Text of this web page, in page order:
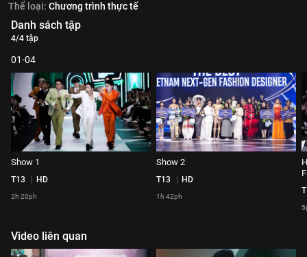
Thể loại: Chương trình thực tế
Danh sách tập
4/4 tập
01-04
Show 1
T13 HD
2h 20ph
Show 2
T13 HD
1h 42ph
Video liên quan